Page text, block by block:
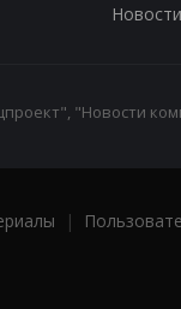
Новости
"Новости
|